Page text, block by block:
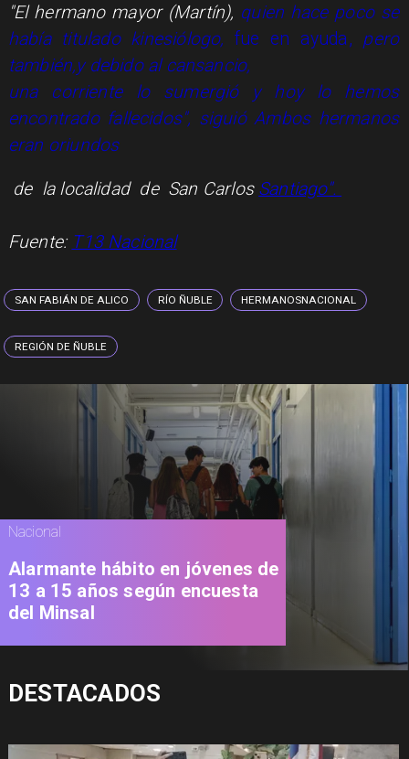
"El hermano mayor (Martín), quien hace poco se
había titulado kinesiólogo, fue en ayuda, pero
también,y debido al cansancio,
una corriente lo sumergió y hoy lo hemos
encontrado fallecidos", siguió Ambos hermanos
eran oriundos
de la localidad de San Carlos Santiago".
Fuente: T13 Nacional
SAN FABIÁN DE ALICO RÍO ÑUBLE HERMANOSNACIONAL
REGIÓN DE ÑUBLE
Nacional
Alarmante hábito en jóvenes de
13 a 15 años según encuesta
del Minsal
DESTACADOS